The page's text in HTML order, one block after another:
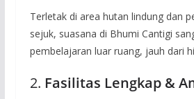
Terletak di area hutan lindung dan
sejuk, suasana di Bhumi Cantigi
pembelajaran luar ruang, jauh dari
2. Fasilitas Lengkap &